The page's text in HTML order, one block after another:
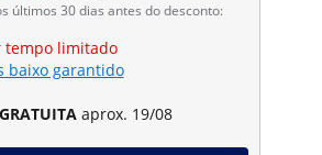
últimos 30 dias antes do desconto:
tempo limitado
baixo garantido
aprox. 19/08